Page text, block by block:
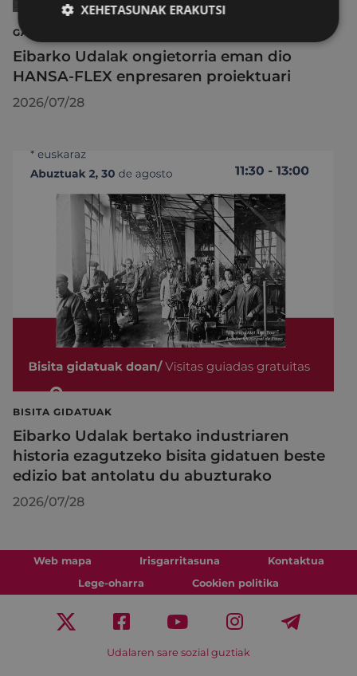
GARAPEN EKONOMIKOA, ENPLEGUA ETA BERRIKUNTZA
Eibarko Udalak ongietorria eman dio
HANSA-FLEX enpresaren proiektuari
2026/07/28
BISITA GIDATUAK
Eibarko Udalak bertako industriaren
historia ezagutzeko bisita gidatuen beste
edizio bat antolatu du abuzturako
2026/07/28
Web mapa Irisgarritasuna
Kontaktua
Lege-oharra
Cookien politika
Udalaren sare sozial guztiak
XEHETASUNAK ERAKUTSI